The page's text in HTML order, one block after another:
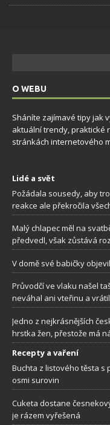
O WEBU
Sháníte zajímavé tipy jak
aktuální trendy, praktické
stránkách internetového
Lidé a svět
Požádala sousedy, aby
reakce ale překročila
Malý chlapec měl na
předvedl, však zůstává
V domě své babičky
Průvodčí ve vlaku našel
neváhal ani vteřinu a
Jedno z nejkrásnějších
hrstka žen, přestože má
Recepty a vaření
Buchta z listového těsta s
osmi surovin
Cuketa dostane
je rázem vyřešená